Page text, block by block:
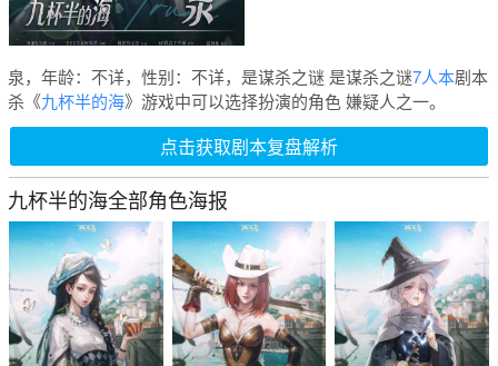
我爱剧本
泉，年龄：不详，性别：不详，是谋杀之谜 是谋杀之谜7人本剧本
杀《九杯半的海》游戏中可以选择扮演的角色 嫌疑人之一。
点击获取剧本复盘解析
九杯半的海全部角色海报